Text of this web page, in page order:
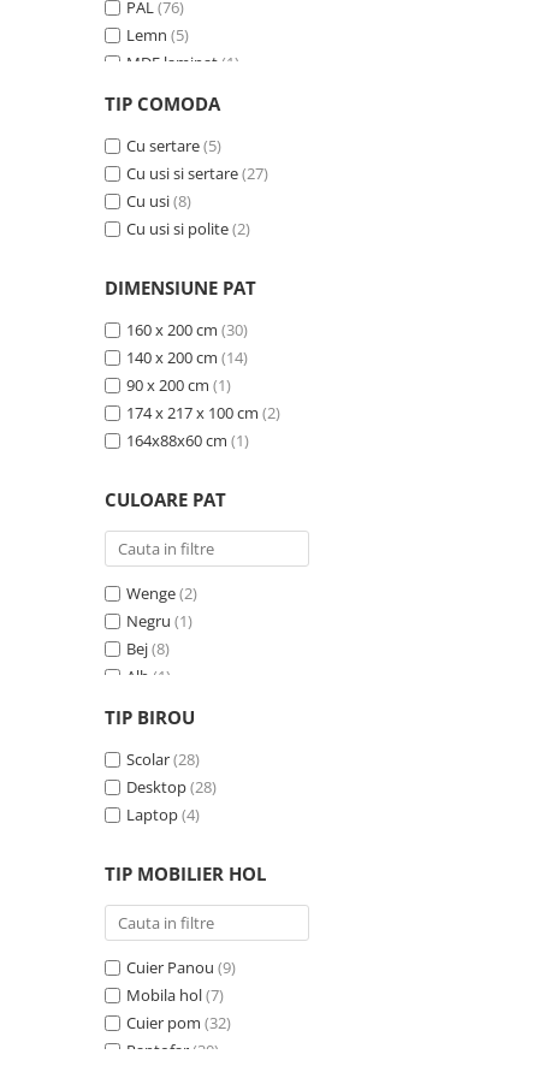
PAL(76)
Lemn (5)
MDF laminat (1)
MDF furniruit
Ceramica(15)
TIP COMODA
Cu sertare(5)
Cu usi si sertare(27)
Cu usi(8)
Cu usi si polite(2)
DIMENSIUNE PAT
160 x 200 cm (30)
140 x 200 cm (14)
90 x 200 cm (1)
174 x 217 x 100 cm (2)
164x88x60 cm (1)
CULOARE PAT
Wenge(2)
Negru (1)
Bej(8)
Alb (1)
Negru - Cires
Crem (7)
Albastru(1)
Pin(1)
TIP BIROU
Scolar(28)
Desktop(28)
Laptop(4)
TIP MOBILIER HOL
Cuier Panou (9)
Mobila hol(7)
Cuier pom (32)
Pantofar (30)